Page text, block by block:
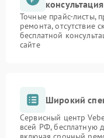
консультация
Точные прайс-листы,
ремонта, отсутствие
бесплатной
сайте
Широкий
Сервисный центр
всей РФ, бесплатную